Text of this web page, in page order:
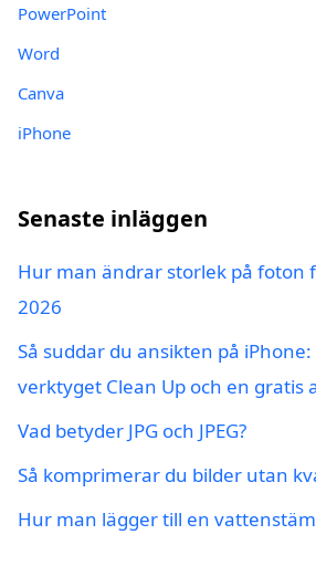
PowerPoint
Word
Canva
iPhone
Senaste inläggen
Hur man ändrar storlek på foton
2026
Så suddar du ansikten på
verktyget Clean Up och en gratis
Vad betyder JPG och JPEG?
Så komprimerar du bilder utan
Hur man lägger till en